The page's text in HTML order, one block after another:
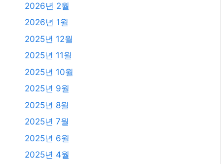
2026년 2월
2026년 1월
2025년 12월
2025년 11월
2025년 10월
2025년 9월
2025년 8월
2025년 7월
2025년 6월
2025년 4월